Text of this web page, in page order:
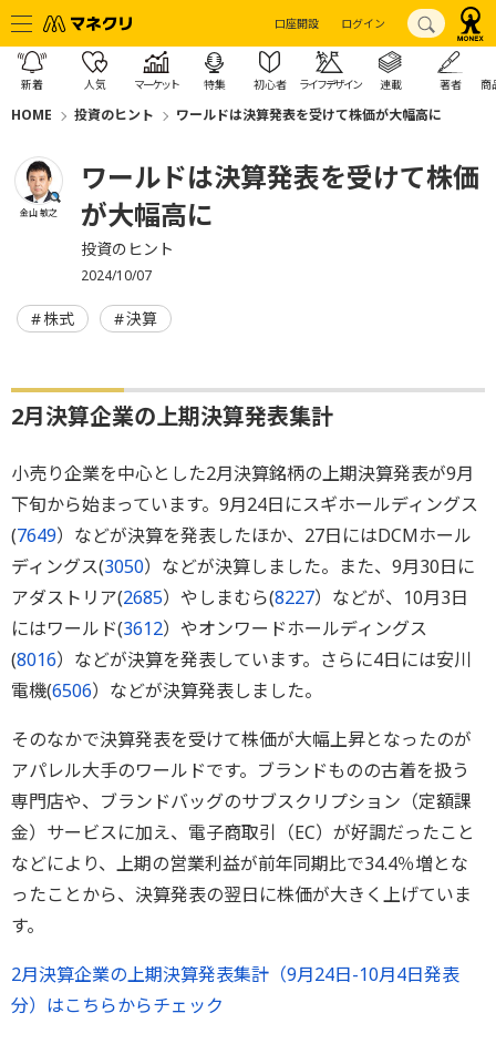
口座開設 ログイン
新着 人気 マーケット 特集 初心者 ライフデザイン 連載 著者 商
HOME 投資のヒント ワールドは決算発表を受けて株価が大幅高に
金山 敏之
ワールドは決算発表を受けて株価
が大幅高に
投資のヒント
2024/10/07
株式 決算
2月決算企業の上期決算発表集計
小売り企業を中心とした2月決算銘柄の上期決算発表が9月
下旬から始まっています。9月24日にスギホールディングス
(7649）などが決算を発表したほか、27日にはDCMホール
ディングス(3050）などが決算しました。また、9月30日に
アダストリア(2685）やしまむら(8227）などが、10月3日
にはワールド(3612）やオンワードホールディングス
(8016）などが決算を発表しています。さらに4日には安川
電機(6506）などが決算発表しました。
そのなかで決算発表を受けて株価が大幅上昇となったのが
アパレル大手のワールドです。ブランドものの古着を扱う
専門店や、ブランドバッグのサブスクリプション（定額課
金）サービスに加え、電子商取引（EC）が好調だったこと
などにより、上期の営業利益が前年同期比で34.4％増とな
ったことから、決算発表の翌日に株価が大きく上げていま
す。
2月決算企業の上期決算発表集計（9月24日-10月4日発表
分）はこちらからチェック